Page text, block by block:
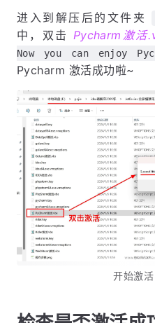
进入到解压后的文件夹
中，双击 Pycharm激活
Now you can enjoy
Pycharm 激活成功啦~
开始激